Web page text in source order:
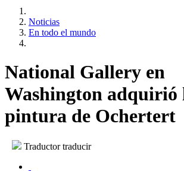
Noticias
En todo el mundo
National Gallery en
Washington adquirió
pintura de Ochertert
Traductor traducir